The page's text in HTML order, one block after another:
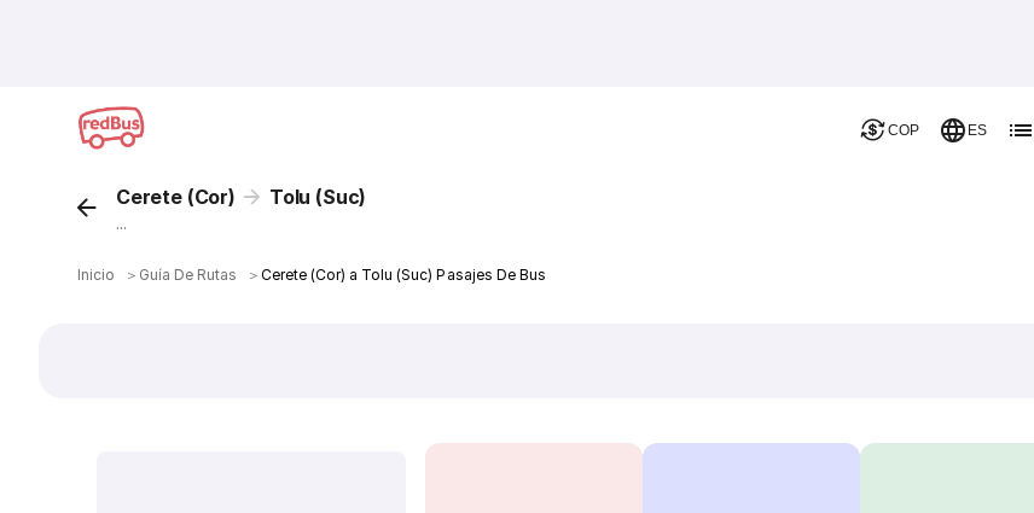
COP ES
Cerete (Cor) Tolu (Suc)
...
Inicio ＞ Guía De Rutas ＞Cerete (Cor) a Tolu (Suc) Pasajes De Bus